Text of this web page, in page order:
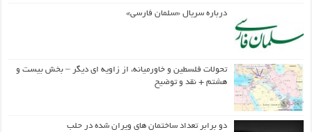
درباره سریال «سلمان فارسی»
تحولات فلسطین و خاورمیانه، از زاویه ای دیگر – بخش بیست و
هشتم + نقد و توضیح
دو برابر تعداد ساختمان های ویران شده در حلب